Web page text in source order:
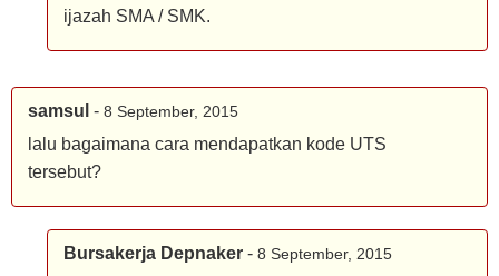
ijazah SMA / SMK.
samsul - 8 September, 2015
lalu bagaimana cara mendapatkan kode UTS
tersebut?
Bursakerja Depnaker - 8 September, 2015